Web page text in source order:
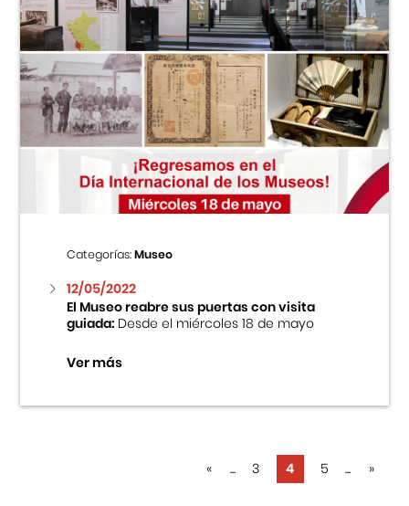
Categorías:Museo
12/05/2022
El Museo reabre sus puertas con visita
guiada:Desde el miércoles 18 de mayo
Ver más
« ... 3 4 5 ... »